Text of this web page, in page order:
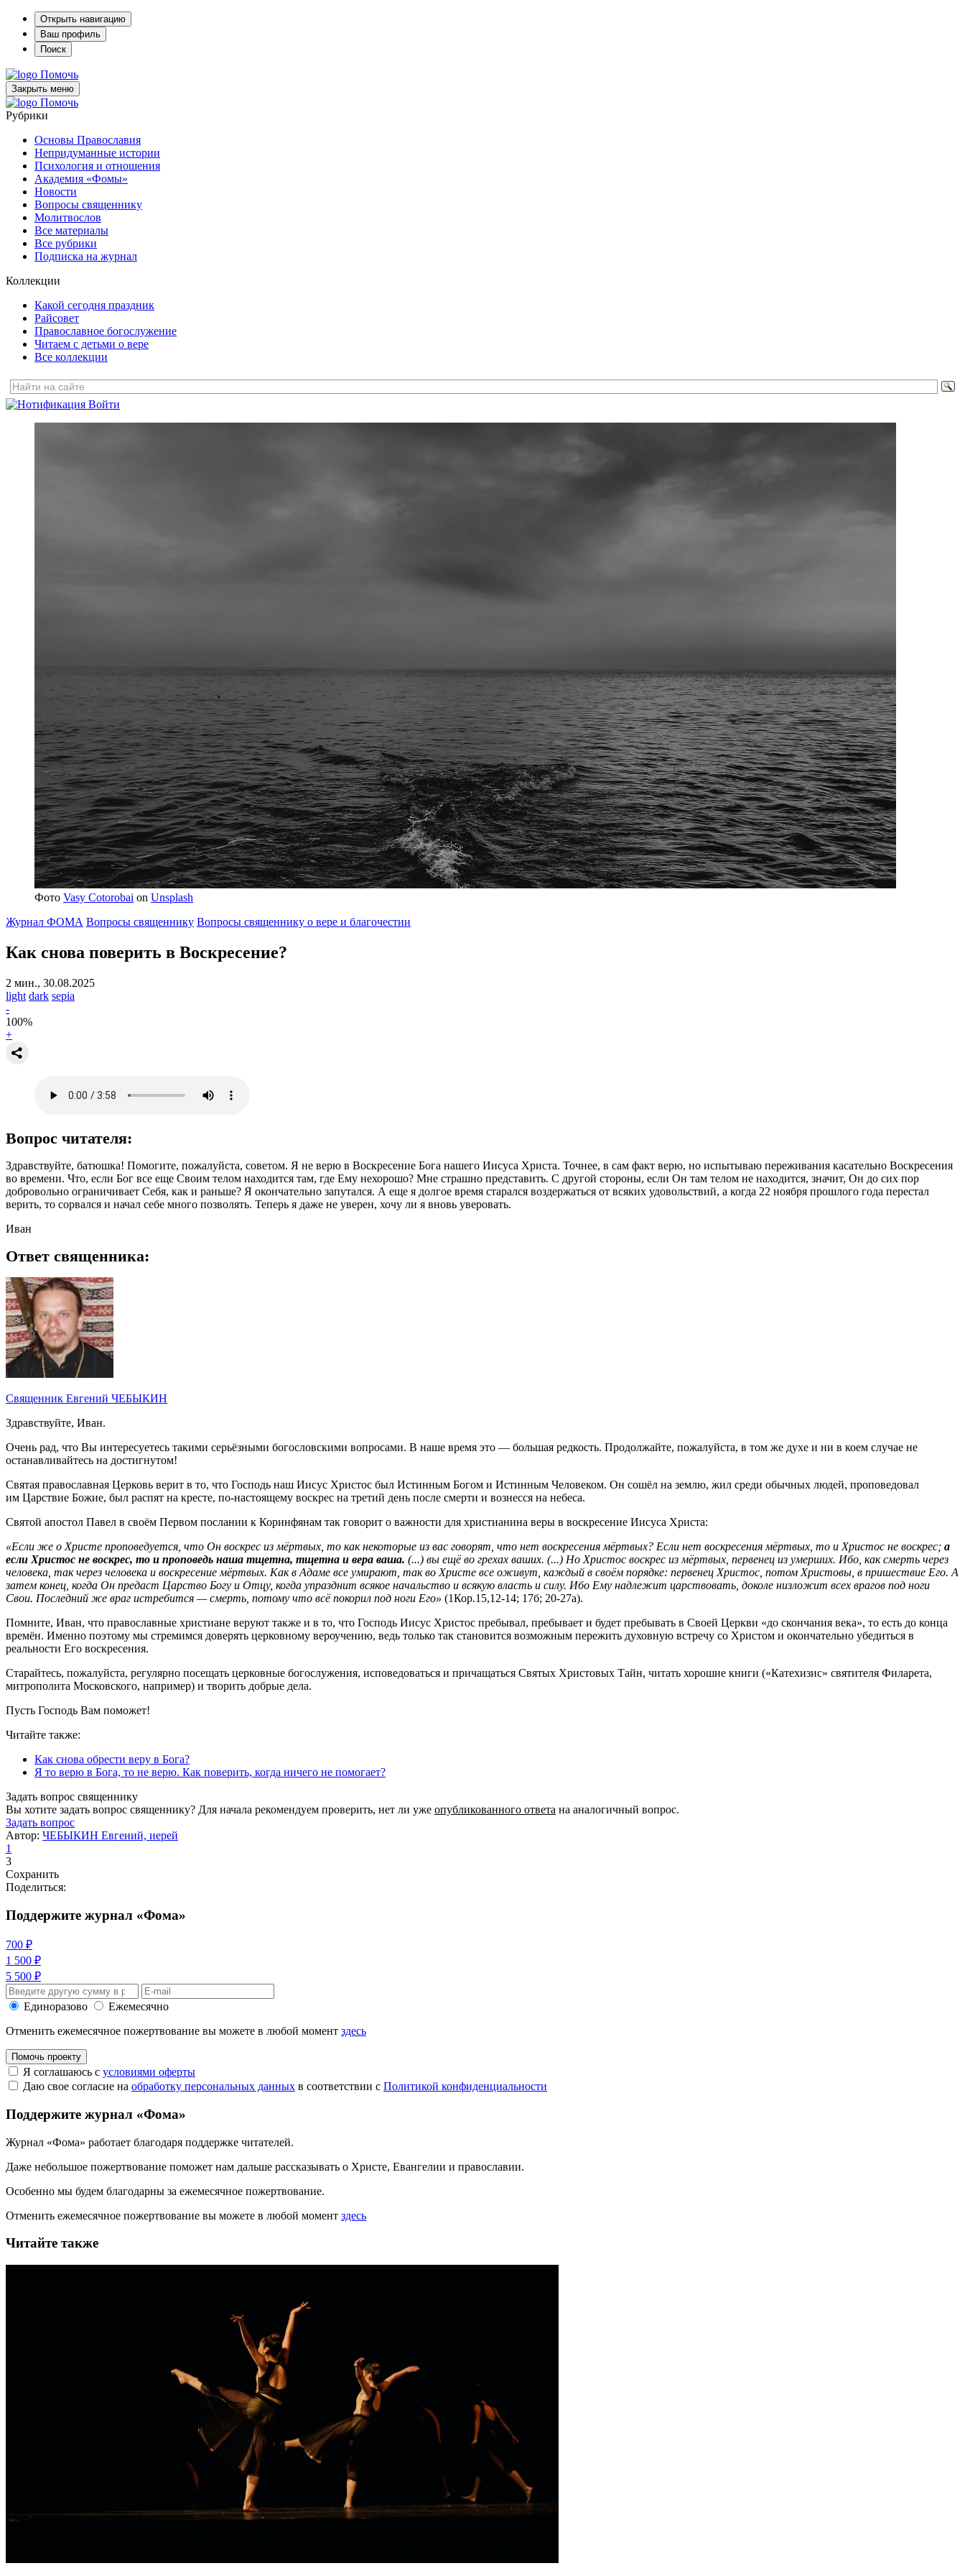
Открыть навигацию
Ваш профиль
Поиск
Помочь
Закрыть меню
Помочь
Рубрики
Основы Православия
Непридуманные истории
Психология и отношения
Академия «Фомы»
Новости
Вопросы священнику
Молитвослов
Все материалы
Все рубрики
Подписка на журнал
Коллекции
Какой сегодня праздник
Райсовет
Православное богослужение
Читаем с детьми о вере
Все коллекции
Войти
Фото Vasy Cotorobai on Unsplash
Журнал ФОМА Вопросы священнику Вопросы священнику о вере и благочестии
Как снова поверить в Воскресение?
2 мин., 30.08.2025
light dark sepia
-
100%
+
Вопрос читателя:
Здравствуйте, батюшка! Помогите, пожалуйста, советом. Я не верю в Воскресение Бога нашего Иисуса Христа. Точнее, в сам факт верю, но испытываю переживания касательно Воскресения
во времени. Что, если Бог все еще Своим телом находится там, где Ему нехорошо? Мне страшно представить. С другой стороны, если Он там телом не находится, значит, Он до сих пор
добровольно ограничивает Себя, как и раньше? Я окончательно запутался. А еще я долгое время старался воздержаться от всяких удовольствий, а когда 22 ноября прошлого года перестал
верить, то сорвался и начал себе много позволять. Теперь я даже не уверен, хочу ли я вновь уверовать.
Иван
Ответ священника:
Священник Евгений ЧЕБЫКИН
Здравствуйте, Иван.
Очень рад, что Вы интересуетесь такими серьёзными богословскими вопросами. В наше время это — большая редкость. Продолжайте, пожалуйста, в том же духе и ни в коем случае не
останавливайтесь на достигнутом!
Святая православная Церковь верит в то, что Господь наш Иисус Христос был Истинным Богом и Истинным Человеком. Он сошёл на землю, жил среди обычных людей, проповедовал
им Царствие Божие, был распят на кресте, по-настоящему воскрес на третий день после смерти и вознесся на небеса.
Святой апостол Павел в своём Первом послании к Коринфянам так говорит о важности для христианина веры в воскресение Иисуса Христа:
«Если же о Христе проповедуется, что Он воскрес из мёртвых, то как некоторые из вас говорят, что нет воскресения мёртвых? Если нет воскресения мёртвых, то и Христос не воскрес; а
если Христос не воскрес, то и проповедь наша тщетна, тщетна и вера ваша. (...) вы ещё во грехах ваших. (...) Но Христос воскрес из мёртвых, первенец из умерших. Ибо, как смерть через
человека, так через человека и воскресение мёртвых. Как в Адаме все умирают, так во Христе все оживут, каждый в своём порядке: первенец Христос, потом Христовы, в пришествие Его. А
затем конец, когда Он предаст Царство Богу и Отцу, когда упразднит всякое начальство и всякую власть и силу. Ибо Ему надлежит царствовать, доколе низложит всех врагов под ноги
Свои. Последний же враг истребится — смерть, потому что всё покорил под ноги Его» (1Кор.15,12-14; 17б; 20-27а).
Помните, Иван, что православные христиане веруют также и в то, что Господь Иисус Христос пребывал, пребывает и будет пребывать в Своей Церкви «до скончания века», то есть до конца
времён. Именно поэтому мы стремимся доверять церковному вероучению, ведь только так становится возможным пережить духовную встречу со Христом и окончательно убедиться в
реальности Его воскресения.
Старайтесь, пожалуйста, регулярно посещать церковные богослужения, исповедоваться и причащаться Святых Христовых Тайн, читать хорошие книги («Катехизис» святителя Филарета,
митрополита Московского, например) и творить добрые дела.
Пусть Господь Вам поможет!
Читайте также:
Как снова обрести веру в Бога?
Я то верю в Бога, то не верю. Как поверить, когда ничего не помогает?
Задать вопрос священнику
Вы хотите задать вопрос священнику? Для начала рекомендуем проверить, нет ли уже опубликованного ответа на аналогичный вопрос.
Задать вопрос
Автор: ЧЕБЫКИН Евгений, иерей
1
3
Сохранить
Поделиться:
Поддержите журнал «Фома»
700 ₽
1 500 ₽
5 500 ₽
Единоразово
Ежемесячно
Отменить ежемесячное пожертвование вы можете в любой момент здесь
Помочь проекту
Я соглашаюсь с условиями оферты
Даю свое согласие на обработку персональных данных в соответствии с Политикой конфиденциальности
Поддержите журнал «Фома»
Журнал «Фома» работает благодаря поддержке читателей.
Даже небольшое пожертвование поможет нам дальше рассказывать о Христе, Евангелии и православии.
Особенно мы будем благодарны за ежемесячное пожертвование.
Отменить ежемесячное пожертвование вы можете в любой момент здесь
Читайте также